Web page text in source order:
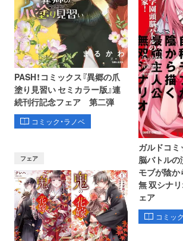
PASH！コミックス『異郷の爪
塗り見習い セミカラー版』連
続刊行記念フェア 第二弾
コミック・ラノベ
フェア
ガルドコミ
脳バトル
モブが陰
無 双シナ
ェア
コミッ